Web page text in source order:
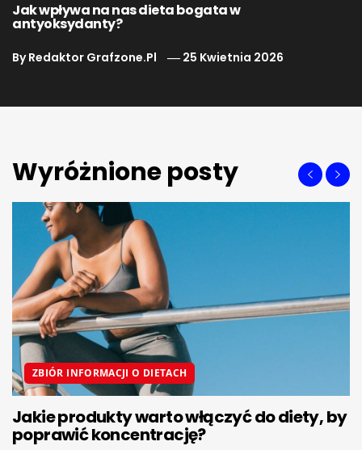
Jak wpływa na nas dieta bogata w
antyoksydanty?
ByRedaktor Grafzone.pl 25 Kwietnia 2026
Wyróżnione posty
ZBIÓR INFORMACJI O DIETACH
Jakie produkty warto włączyć do diety, by
poprawić koncentrację?